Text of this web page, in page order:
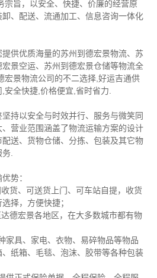
宗旨，以安全、快捷、价廉的经营原
、配送、流通加工、信息咨询一体化
供优质海量的苏州到德宏景物流、苏
景空运、苏州到德宏景仓储等物流全
宏景物流公司的不二选择,好运吉通供
全快捷,价格便宜,省时省力.
持以安全与时效并行、服务与微笑同
营业范围涵盖了物流运输方案的设计
送、货物仓储、分拣、包装及其它物
.
势：
货、可送货上门、可车站自提，收货
择，方便快捷；
德宏景各地区，在大多数城市都有物
家具、家电、衣物、易碎物品等物品
纸箱、毛毯、泡沫、胶带等各种包装